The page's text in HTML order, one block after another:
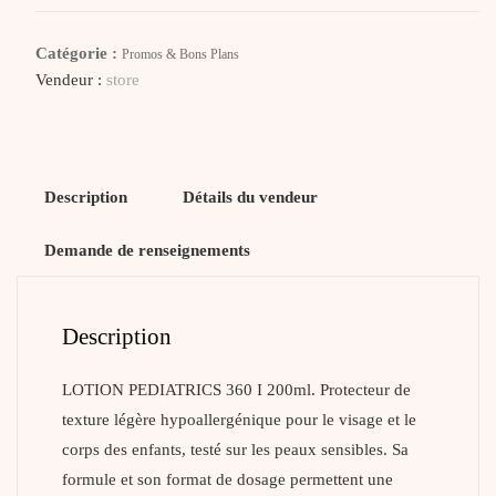
Catégorie : Promos & Bons Plans
Vendeur : store
Description Détails du vendeur
Demande de renseignements
Description
LOTION PEDIATRICS 360 I 200ml. Protecteur de
texture légère hypoallergénique pour le visage et le
corps des enfants, testé sur les peaux sensibles. Sa
formule et son format de dosage permettent une